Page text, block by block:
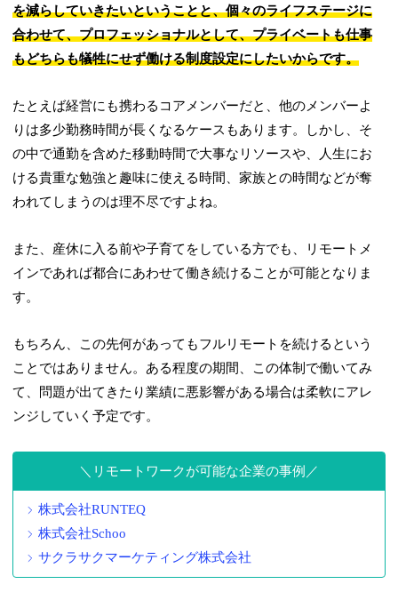
を減らしていきたいということと、個々のライフステージに
合わせて、プロフェッショナルとして、プライベートも仕事
もどちらも犠牲にせず働ける制度設定にしたいからです。
たとえば経営にも携わるコアメンバーだと、他のメンバーよ
りは多少勤務時間が長くなるケースもあります。しかし、そ
の中で通勤を含めた移動時間で大事なリソースや、人生にお
ける貴重な勉強と趣味に使える時間、家族との時間などが奪
われてしまうのは理不尽ですよね。
また、産休に入る前や子育てをしている方でも、リモートメ
インであれば都合にあわせて働き続けることが可能となりま
す。
もちろん、この先何があってもフルリモートを続けるという
ことではありません。ある程度の期間、この体制で働いてみ
て、問題が出てきたり業績に悪影響がある場合は柔軟にアレ
ンジしていく予定です。
リモートワークが可能な企業の事例
株式会社RUNTEQ
株式会社Schoo
サクラサクマーケティング株式会社